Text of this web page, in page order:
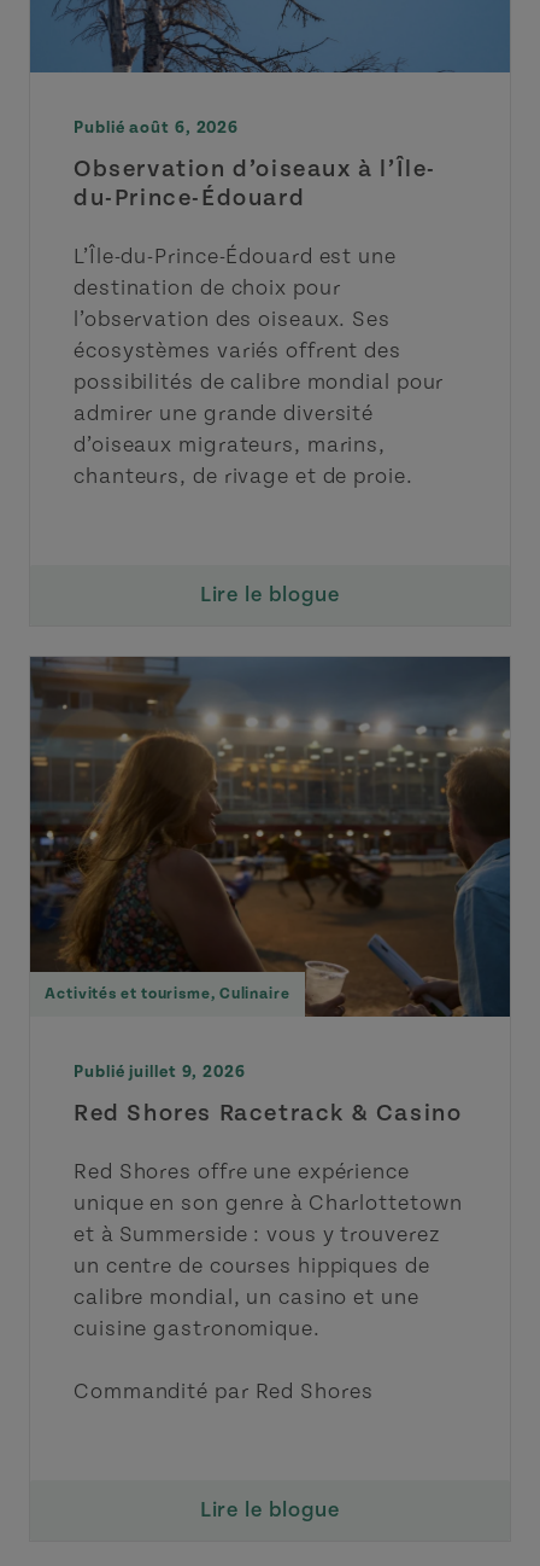
Publié août 6, 2026
Observation d’oiseaux à l’Île-
du-Prince-Édouard
L’Île-du-Prince-Édouard est une
destination de choix pour
l’observation des oiseaux. Ses
écosystèmes variés offrent des
possibilités de calibre mondial pour
admirer une grande diversité
d’oiseaux migrateurs, marins,
chanteurs, de rivage et de proie.
Lire le blogue
Activités et tourisme, Culinaire
Publié juillet 9, 2026
Red Shores Racetrack & Casino
Red Shores offre une expérience
unique en son genre à Charlottetown
et à Summerside : vous y trouverez
un centre de courses hippiques de
calibre mondial, un casino et une
cuisine gastronomique.
Commandité par Red Shores
Lire le blogue